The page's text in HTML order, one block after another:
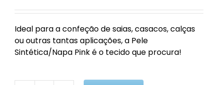
Ideal para a confeção de saias, casacos, calças
ou outras tantas aplicações, a Pele
Sintética/Napa Pink é o tecido que procura!